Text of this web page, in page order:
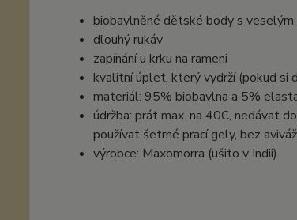
biobavlněné dětské body s
dlouhý rukáv
zapínání u krku na rameni
kvalitní úplet, který vydrží (pokud si
materiál: 95% biobavlna a 5%
údržba: prát max. na 40C, nedávat
používat šetrné prací gely, bez
výrobce: Maxomorra (ušito v Indii)